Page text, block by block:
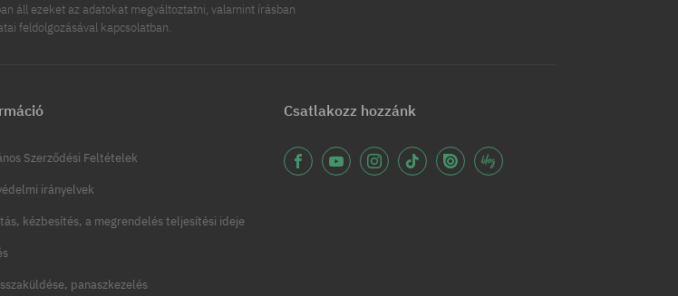
áll ezeket az adatokat megváltoztatni, valamint írásban
feldolgozásával kapcsolatban.
Szerződési Feltételek
irányelvek
kézbesítés, a megrendelés teljesítési ideje
panaszkezelés
Csatlakozz hozzánk